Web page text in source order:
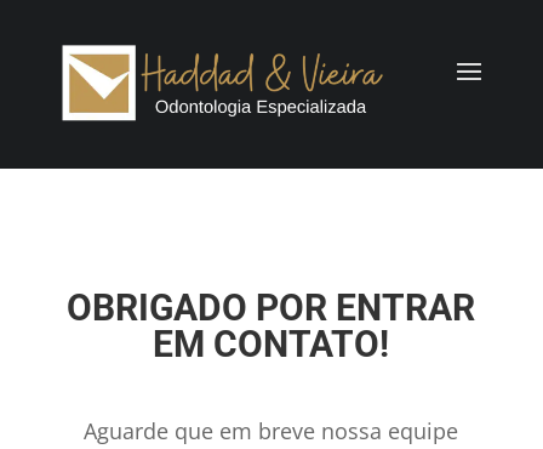
OBRIGADO POR ENTRAR
EM CONTATO!
Aguarde que em breve nossa equipe